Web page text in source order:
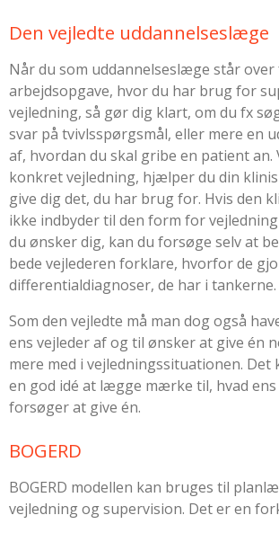
Den vejledte uddannelseslæge
Når du som uddannelseslæge står over
arbejdsopgave, hvor du har brug for
vejledning, så gør dig klart, om du fx
svar på tvivlsspørgsmål, eller mere en
af, hvordan du skal gribe en patient an.
konkret vejledning, hjælper du din
give dig det, du har brug for. Hvis den
ikke indbyder til den form for
du ønsker dig, kan du forsøge selv at
bede vejlederen forklare, hvorfor de
differentialdiagnoser, de har i tankerne.
Som den vejledte må man dog også
ens vejleder af og til ønsker at give én
mere med i vejledningssituationen.
en god idé at lægge mærke til, hvad ens
forsøger at give én.
BOGERD
BOGERD modellen kan bruges til
vejledning og supervision. Det er en